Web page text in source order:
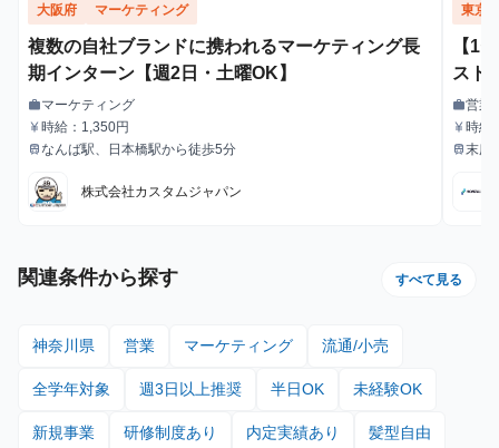
大阪府 マーケティング
複数の自社ブランドに携われるマーケティング長
期インターン【週2日・土曜OK】
職種
workマーケティング
給与
currency_yen時給：1,350円
最寄駅
trainなんば駅、日本橋駅から徒歩5分
株式会社カスタムジャパン
東京
【1
スト
-
プ
職種
work営業
給与
currency_yen時給
最寄駅
train末広
関連条件から探す すべて見る
神奈川県 営業 マーケティング 流通/小売
全学年対象 週3日以上推奨 半日OK 未経験OK
新規事業 研修制度あり 内定実績あり 髪型自由